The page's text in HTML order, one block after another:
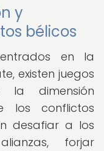
y
bélicos
en la
existen juegos
dimensión
los conflictos
desafiar a los
forjar